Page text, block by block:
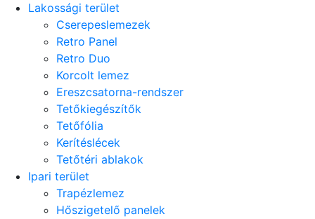
Lakossági terület
Cserepeslemezek
Retro Panel
Retro Duo
Korcolt lemez
Ereszcsatorna-rendszer
Tetőkiegészítők
Tetőfólia
Kerítéslécek
Tetőtéri ablakok
Ipari terület
Trapézlemez
Hőszigetelő panelek